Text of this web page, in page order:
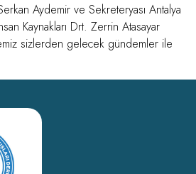
Aydemir ve Sekreteryası Antalya
Kaynakları Drt. Zerrin Atasayar
sizlerden gelecek gündemler ile